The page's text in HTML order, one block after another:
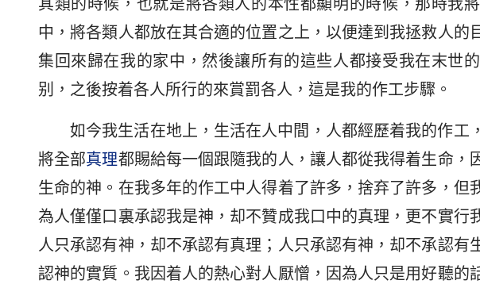
其類的時候，也就是將各類人的本性都顯明的時候，那時我
中，將各類人都放在其合適的位置之上，以便達到我拯救人的
集回來歸在我的家中，然後讓所有的這些人都接受我在末世
别，之後按着各人所行的來賞罰各人，這是我的作工步驟。
如今我生活在地上，生活在人中間，人都經歷着我的作工
將全部真理都賜給每一個跟隨我的人，讓人都從我得着生命，
生命的神。在我多年的作工中人得着了許多，捨弃了許多，但
為人僅僅口裏承認我是神，却不贊成我口中的真理，更不實行
人只承認有神，却不承認有真理；人只承認有神，却不承認有
認神的實質。我因着人的熱心對人厭憎，因為人只是用好聽的